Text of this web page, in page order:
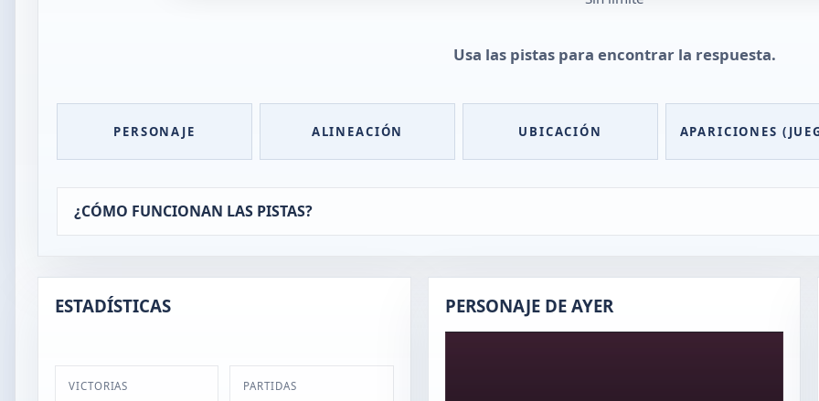
Usa las pistas para encontrar la respuesta.
PERSONAJE ALINEACIÓN UBICACIÓN APARICIONES
¿CÓMO FUNCIONAN LAS PISTAS?
ESTADÍSTICAS
VICTORIAS PARTIDAS
PERSONAJE DE AYER